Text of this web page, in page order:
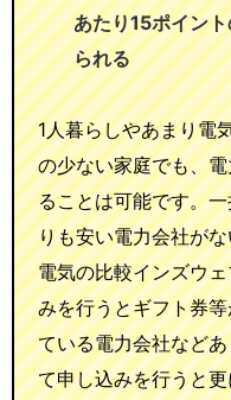
あたり15ポイン
られる
1人暮らしやあまり電
の少ない家庭でも、
ることは可能です。
りも安い電力会社が
電気の比較インズウ
みを行うとギフト券
ている電力会社など
て申し込みを行うと